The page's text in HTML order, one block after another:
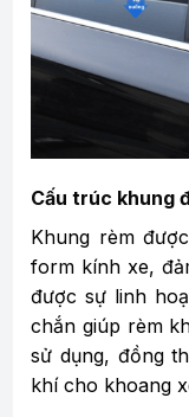
Cấu trúc khung
Khung rèm
form kính xe,
được sự linh
chắn giúp rèm
sử dụng, đồng
khí cho khoang